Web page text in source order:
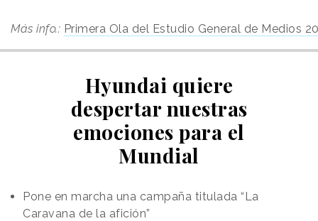
Más info.: Primera Ola del Estudio General de Medios
Hyundai quiere
despertar nuestras
emociones para el
Mundial
Pone en marcha una campaña titulada “La
Caravana de la afición”